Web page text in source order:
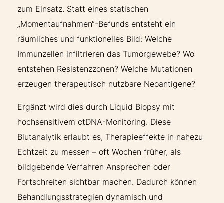
zum Einsatz. Statt eines statischen
„Momentaufnahmen“-Befunds entsteht ein
räumliches und funktionelles Bild: Welche
Immunzellen infiltrieren das Tumorgewebe? Wo
entstehen Resistenzzonen? Welche Mutationen
erzeugen therapeutisch nutzbare Neoantigene?
Ergänzt wird dies durch Liquid Biopsy mit
hochsensitivem ctDNA-Monitoring. Diese
Blutanalytik erlaubt es, Therapieeffekte in nahezu
Echtzeit zu messen – oft Wochen früher, als
bildgebende Verfahren Ansprechen oder
Fortschreiten sichtbar machen. Dadurch können
Behandlungsstrategien dynamisch und